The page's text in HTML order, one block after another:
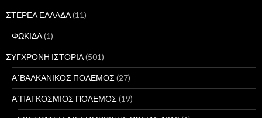
ΣΤΕΡΕΑ ΕΛΛΑΔΑ(11)
ΦΩΚΙΔΑ(1)
ΣΥΓΧΡΟΝΗ ΙΣΤΟΡΙΑ(501)
Α΄ΒΑΛΚΑΝΙΚΟΣ ΠΟΛΕΜΟΣ(27)
Α΄ΠΑΓΚΟΣΜΙΟΣ ΠΟΛΕΜΟΣ(19)